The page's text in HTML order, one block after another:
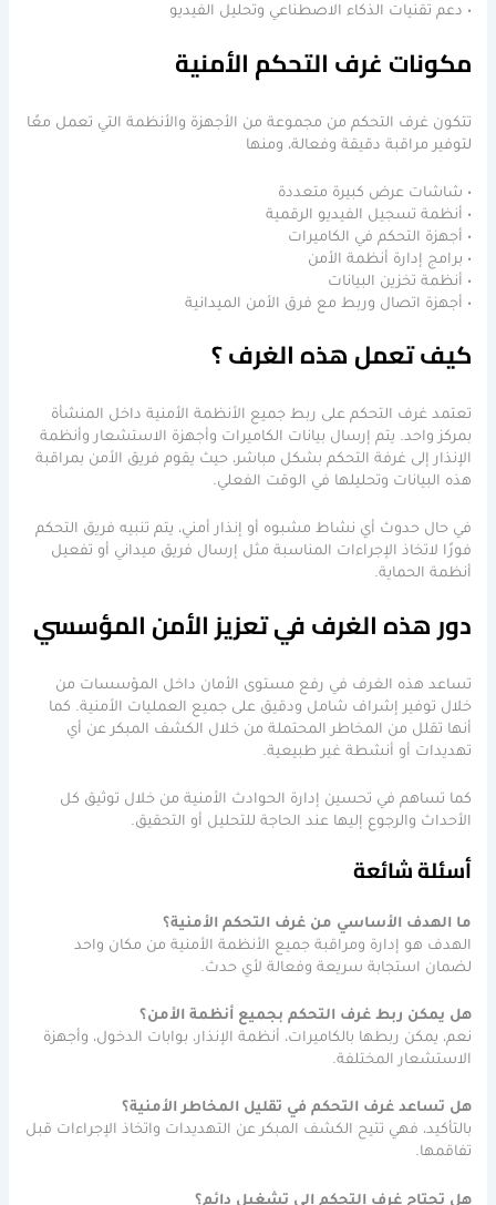
• دعم تقنيات الذكاء الاصطناعي وتحليل الفيديو
مكونات غرف التحكم الأمنية
تتكون غرف التحكم من مجموعة من الأجهزة والأنظمة التي تعمل معًا
لتوفير مراقبة دقيقة وفعالة، ومنها
• شاشات عرض كبيرة متعددة
• أنظمة تسجيل الفيديو الرقمية
• أجهزة التحكم في الكاميرات
• برامج إدارة أنظمة الأمن
• أنظمة تخزين البيانات
• أجهزة اتصال وربط مع فرق الأمن الميدانية
كيف تعمل هذه الغرف ؟
تعتمد غرف التحكم على ربط جميع الأنظمة الأمنية داخل المنشأة
بمركز واحد. يتم إرسال بيانات الكاميرات وأجهزة الاستشعار وأنظمة
الإنذار إلى غرفة التحكم بشكل مباشر، حيث يقوم فريق الأمن بمراقبة
هذه البيانات وتحليلها في الوقت الفعلي.
في حال حدوث أي نشاط مشبوه أو إنذار أمني، يتم تنبيه فريق التحكم
فورًا لاتخاذ الإجراءات المناسبة مثل إرسال فريق ميداني أو تفعيل
أنظمة الحماية.
دور هذه الغرف في تعزيز الأمن المؤسسي
تساعد هذه الغرف في رفع مستوى الأمان داخل المؤسسات من
خلال توفير إشراف شامل ودقيق على جميع العمليات الأمنية. كما
أنها تقلل من المخاطر المحتملة من خلال الكشف المبكر عن أي
تهديدات أو أنشطة غير طبيعية.
كما تساهم في تحسين إدارة الحوادث الأمنية من خلال توثيق كل
الأحداث والرجوع إليها عند الحاجة للتحليل أو التحقيق.
أسئلة شائعة
ما الهدف الأساسي من غرف التحكم الأمنية؟
الهدف هو إدارة ومراقبة جميع الأنظمة الأمنية من مكان واحد
لضمان استجابة سريعة وفعالة لأي حدث.
هل يمكن ربط غرف التحكم بجميع أنظمة الأمن؟
نعم، يمكن ربطها بالكاميرات، أنظمة الإنذار، بوابات الدخول، وأجهزة
الاستشعار المختلفة.
هل تساعد غرف التحكم في تقليل المخاطر الأمنية؟
بالتأكيد، فهي تتيح الكشف المبكر عن التهديدات واتخاذ الإجراءات قبل
تفاقمها.
هل تحتاج غرف التحكم إلى تشغيل دائم؟